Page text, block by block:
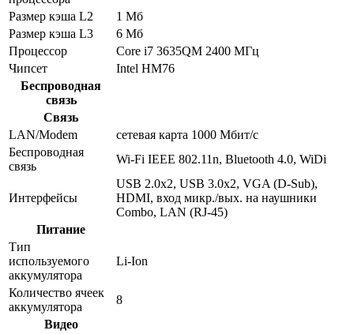
Размер кэша L2
1 Мб
Размер кэша L3
6 Мб
Процессор
Core i7 3635QM 2400 МГц
Чипсет
Intel HM76
Беспроводная
связь
Связь
LAN/Modem
сетевая карта 1000 Мбит/c
Беспроводная
связь
Wi-Fi IEEE 802.11n, Bluetooth 4.0, WiDi
Интерфейсы
USB 2.0x2, USB 3.0x2, VGA (D-Sub),
HDMI, вход микр./вых. на наушники
Combo, LAN (RJ-45)
Питание
Тип
используемого
аккумулятора
Li-Ion
Количество ячеек
аккумулятора
8
Видео